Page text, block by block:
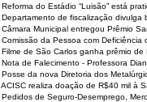
Reforma do Estádio “Luisão” está
Departamento de fiscalização
Câmara Municipal entregou Prêmio
Comissão da Pessoa com
Filme de São Carlos ganha prêmio de
Nota de Falecimento - Professora
Posse da nova Diretoria dos
ACISC realiza doação de R$40 mil à
Pedidos de Seguro-Desemprego,